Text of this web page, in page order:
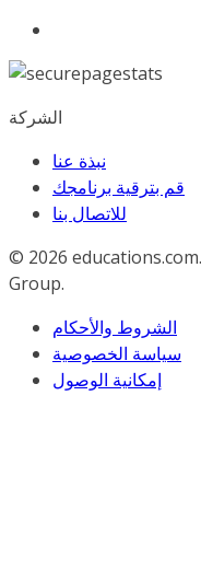
الشركة
نبذة عنا
قم بترقية برنامجك
للاﺗﺼﺎل ﺑﻨﺎ
© 2026
Group.
الشروط والأحكام
سياسة الخصوصية
إمكانية الوصول